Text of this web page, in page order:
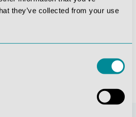
they’ve collected from your use
474,81 €*